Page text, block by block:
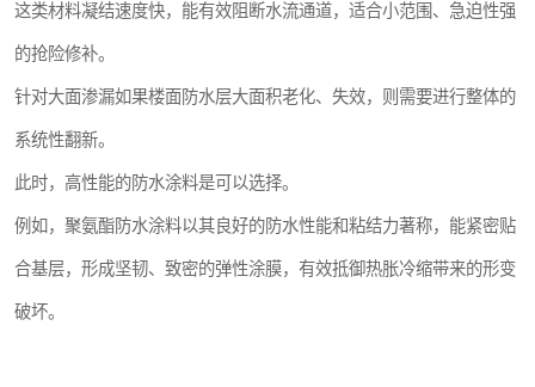
这类材料凝结速度快，能有效阻断水流通道，适合小范围、急迫性强
的抢险修补。
针对大面渗漏如果楼面防水层大面积老化、失效，则需要进行整体的
系统性翻新。
此时，高性能的防水涂料是可以选择。
例如，聚氨酯防水涂料以其良好的防水性能和粘结力著称，能紧密贴
合基层，形成坚韧、致密的弹性涂膜，有效抵御热胀冷缩带来的形变
破坏。